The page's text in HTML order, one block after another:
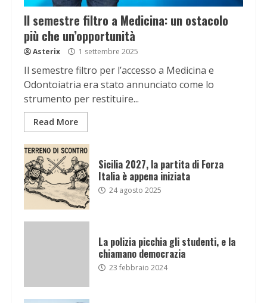
Il semestre filtro a Medicina: un ostacolo
più che un’opportunità
Asterix 1 settembre 2025
Il semestre filtro per l’accesso a Medicina e
Odontoiatria era stato annunciato come lo
strumento per restituire...
Read More
Sicilia 2027, la partita di Forza
Italia è appena iniziata
24 agosto 2025
La polizia picchia gli studenti, e la
chiamano democrazia
23 febbraio 2024